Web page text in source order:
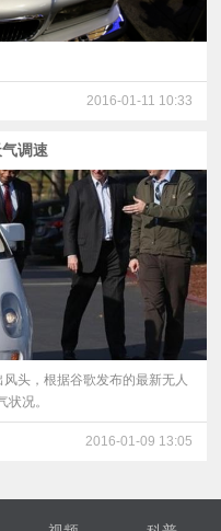
2016-01-11 10:33
调速
头，根据谷歌发布的最新无人
况。
2016-01-09 13:05